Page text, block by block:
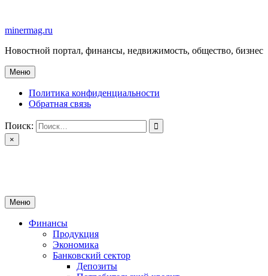
содержимому
minermag.ru
Новостной портал, финансы, недвижимость, общество, бизнес
Меню
Политика конфиденциальности
Обратная связь
Поиск:
×
Меню
Финансы
Продукция
Экономика
Банковский сектор
Депозиты